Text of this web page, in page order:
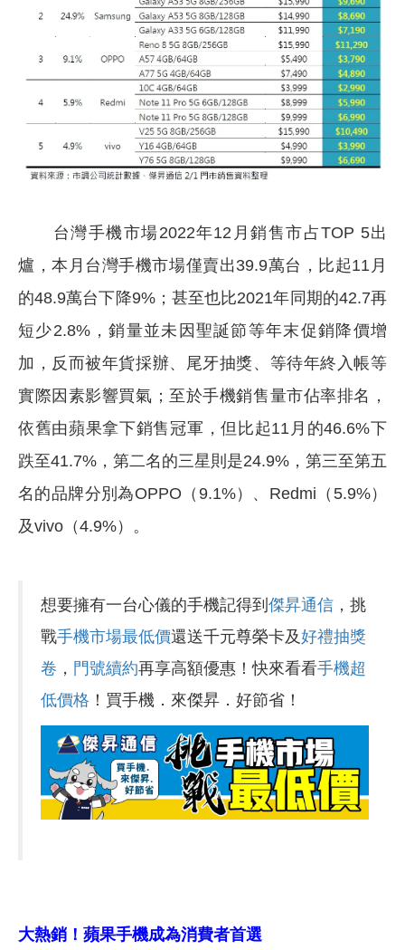
台灣手機市場2022年12月銷售市占TOP 5出
爐，本月台灣手機市場僅賣出39.9萬台，比起11月
的48.9萬台下降9%；甚至也比2021年同期的42.7再
短少2.8%，銷量並未因聖誕節等年末促銷降價增
加，反而被年貨採辦、尾牙抽獎、等待年終入帳等
實際因素影響買氣；至於手機銷售量市佔率排名，
依舊由蘋果拿下銷售冠軍，但比起11月的46.6%下
跌至41.7%，第二名的三星則是24.9%，第三至第五
名的品牌分別為OPPO（9.1%）、Redmi（5.9%）
及vivo（4.9%）。
想要擁有一台心儀的手機記得到傑昇通信 ，挑
戰手機市場最低價還送千元尊榮卡及好禮抽獎
卷 ， 門號續約再享高額優惠！快來看看手機超
低價格 ！買手機．來傑昇．好節省！
大熱銷！蘋果手機成為消費者首選